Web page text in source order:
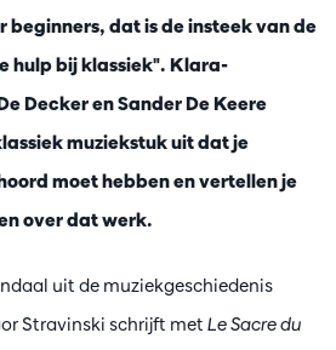
beginners, dat is de insteek van de
hulp bij klassiek". Klara-
Decker en Sander De Keere
muziekstuk uit dat je
moet hebben en vertellen je
over dat werk.
uit de muziekgeschiedenis
Stravinski schrijft met Le Sacre du